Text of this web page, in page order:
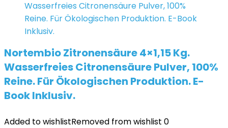
Nortembio Zitronensäure 4×1,15 Kg.
Wasserfreies Citronensäure Pulver, 100%
Reine. Für Ökologischen Produktion. E-
Book Inklusiv.
Added to wishlistRemoved from wishlist 0